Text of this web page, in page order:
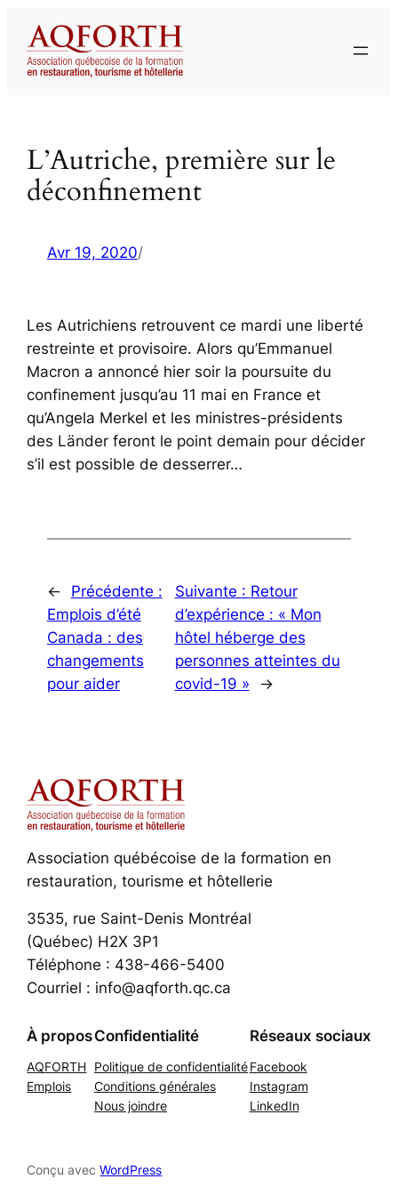
contenu
L’Autriche, première sur le
déconfinement
Avr 19, 2020/
Les Autrichiens retrouvent ce mardi une liberté
restreinte et provisoire. Alors qu’Emmanuel
Macron a annoncé hier soir la poursuite du
confinement jusqu’au 11 mai en France et
qu’Angela Merkel et les ministres-présidents
des Länder feront le point demain pour décider
s’il est possible de desserrer…
←
Précédente :
Emplois d’été
Canada : des
changements
pour aider
Suivante : Retour
d’expérience : « Mon
hôtel héberge des
personnes atteintes du
covid-19 »
→
Association québécoise de la formation en
restauration, tourisme et hôtellerie
3535, rue Saint-Denis Montréal
(Québec) H2X 3P1
Téléphone : 438-466-5400
Courriel : info@aqforth.qc.ca
À propos
AQFORTH
Emplois
Confidentialité
Politique de confidentialité
Conditions générales
Nous joindre
Réseaux sociaux
Facebook
Instagram
LinkedIn
Conçu avecWordPress